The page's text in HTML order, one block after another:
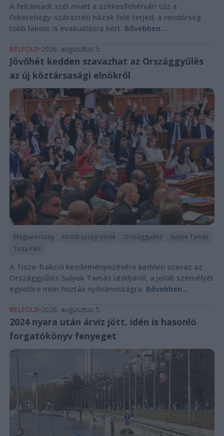
A feltámadt szél miatt a székesfehérvári tűz a
Feketehegy-szárazréti házak felé terjed, a rendőrség
több lakost is evakuálásra kért. Bővebben...
BELFÖLD 2026. augusztus 5.
Jövőhét kedden szavazhat az Országgyűlés
az új köztársasági elnökről
Magyarország Köztársasági elnök Országgyűlés
Sulyok Tamás
Tisza Párt
A Tisza-frakció kezdeményezésére kedden szavaz az
Országgyűlés Sulyok Tamás utódjáról, a jelölt személyét
egyelőre nem hozták nyilvánosságra. Bővebben...
BELFÖLD 2026. augusztus 5.
2024 nyara után árvíz jött, idén is hasonló
forgatókönyv fenyeget